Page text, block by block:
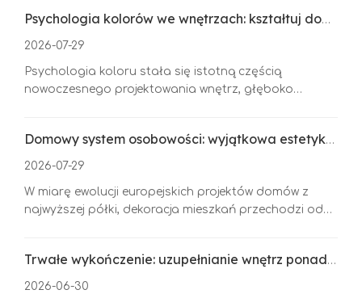
Psychologia kolorów we wnętrzach: kształtuj domową atmosferę za pomocą kolorowych ceramicznych przełączników
2026-07-29
Psychologia koloru stała się istotną częścią
nowoczesnego projektowania wnętrz, głęboko
mieszkalnych. Tradycyjne jednokolorowe akcesoria
elektryczne nie nadają się już do zróżnicowanej
akcenty kolorystyczne wnętrza, kolorowe przełączniki
ceramiczne przekształcają zwykłe komponenty
i różnorodnej kolorystyce, elastycznie dopasowują się
do różnych stylów wnętrz. Rozsądne dopasowanie
Domowy system osobowości: wyjątkowa estetyka ceramicznych przełączników
2026-07-29
W miarę ewolucji europejskich projektów domów z
najwyższej półki, dekoracja mieszkań przechodzi od
dostosowana do indywidualnych potrzeb armatura
elektryczna i charakterystyczne elementy sterujące
Trwałe wykończenie: uzupełnianie wnętrz ponadczasowymi ceramicznymi detalami
2026-06-30